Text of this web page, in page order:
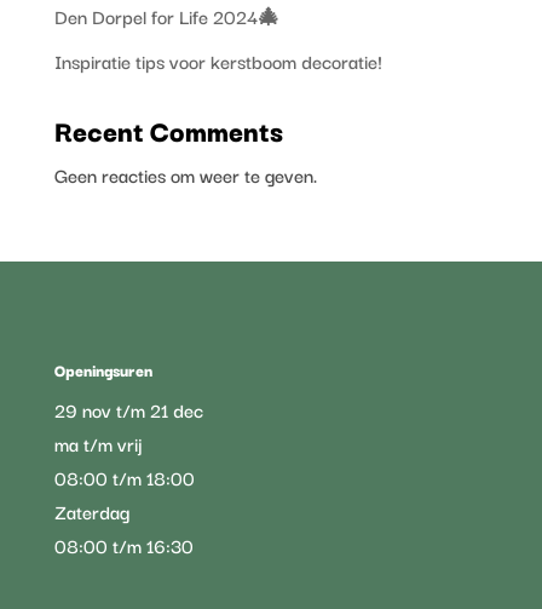
Den Dorpel for Life 2024🎄
Inspiratie tips voor kerstboom decoratie!
Recent Comments
Geen reacties om weer te geven.
Openingsuren
29 nov t/m 21 dec
ma t/m vrij
08:00 t/m 18:00
Zaterdag
08:00 t/m 16:30